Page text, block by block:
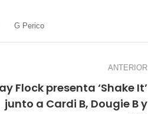
G Perico
ANTERIOR
Flock presenta ‘Shake It’
junto a Cardi B, Dougie B y